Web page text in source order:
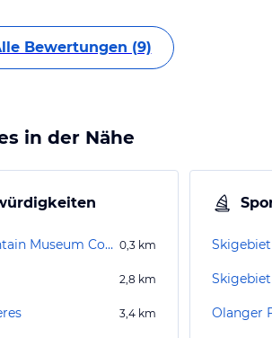
Bewertungen (9)
in der Nähe
Messner Mountain Museum Corones 0,3 km
2,8 km
3,4 km Olanger